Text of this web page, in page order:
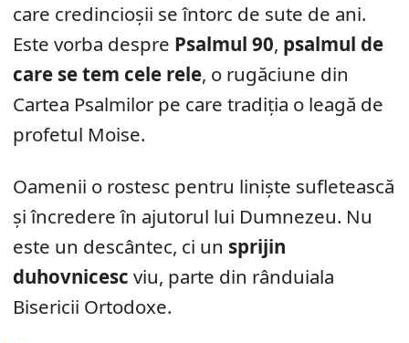
care credincioșii se întorc de sute de ani.
Este vorba despre Psalmul 90, psalmul de
care se tem cele rele, o rugăciune din
Cartea Psalmilor pe care tradiția o leagă de
profetul Moise.
Oamenii o rostesc pentru liniște sufletească
și încredere în ajutorul lui Dumnezeu. Nu
este un descântec, ci un sprijin
duhovnicesc viu, parte din rânduiala
Bisericii Ortodoxe.